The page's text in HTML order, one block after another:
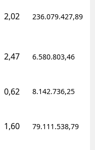
2,02 236.079.427,89
2,47 6.580.803,46
0,62 8.142.736,25
1,60 79.111.538,79